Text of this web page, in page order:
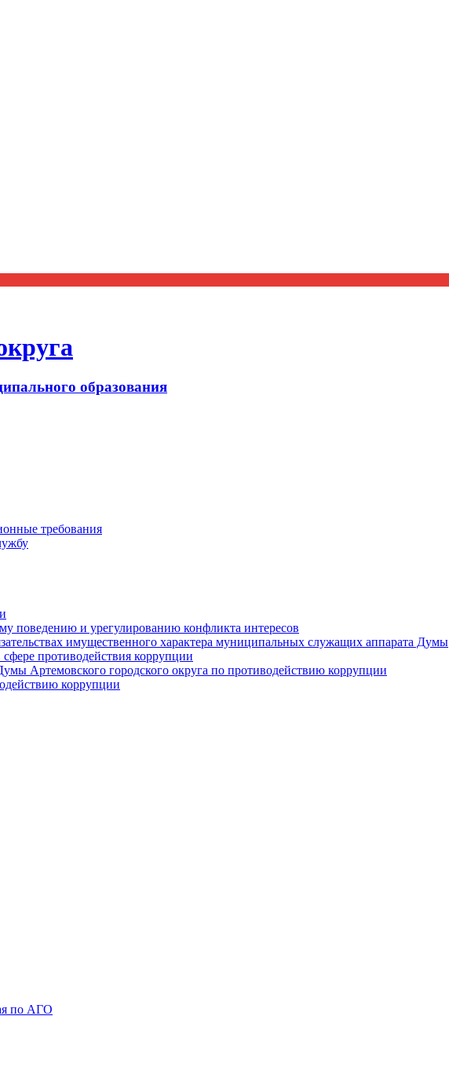
образования
требования
поведению и урегулированию конфликта интересов
имущественного характера муниципальных служащих аппарата Думы
противодействия коррупции
Артемовского городского округа по противодействию коррупции
коррупции
по АГО